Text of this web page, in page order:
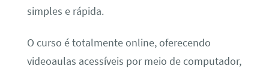
simples e rápida.
O curso é totalmente online, oferecendo
videoaulas acessíveis por meio de computador,